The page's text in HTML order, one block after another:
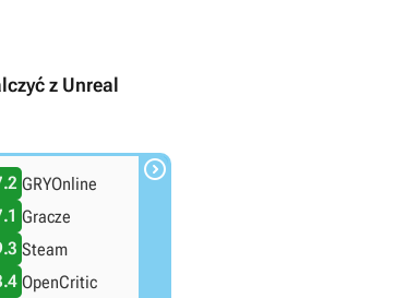
z Unreal
GRYOnline
Gracze
Steam
OpenCritic
